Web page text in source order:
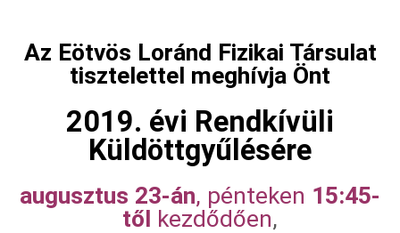
Az Eötvös Loránd Fizikai Társulat
tisztelettel meghívja Önt
2019. évi Rendkívüli
Küldöttgyűlésére
augusztus 23-án, pénteken 15:45-
től kezdődően,